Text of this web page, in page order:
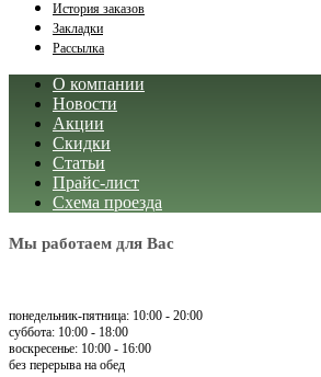
История заказов
Закладки
Рассылка
О компании
Новости
Акции
Скидки
Статьи
Прайс-лист
Схема проезда
Мы работаем для Вас
понедельник-пятница: 10:00 - 20:00
суббота: 10:00 - 18:00
воскресенье: 10:00 - 16:00
без перерыва на обед